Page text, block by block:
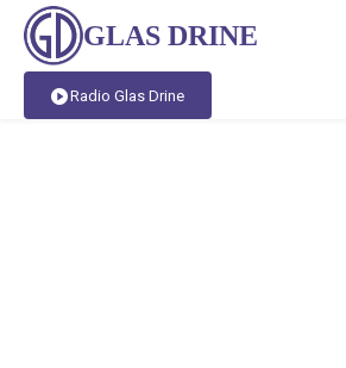
GLAS DRINE
Radio Glas Drine